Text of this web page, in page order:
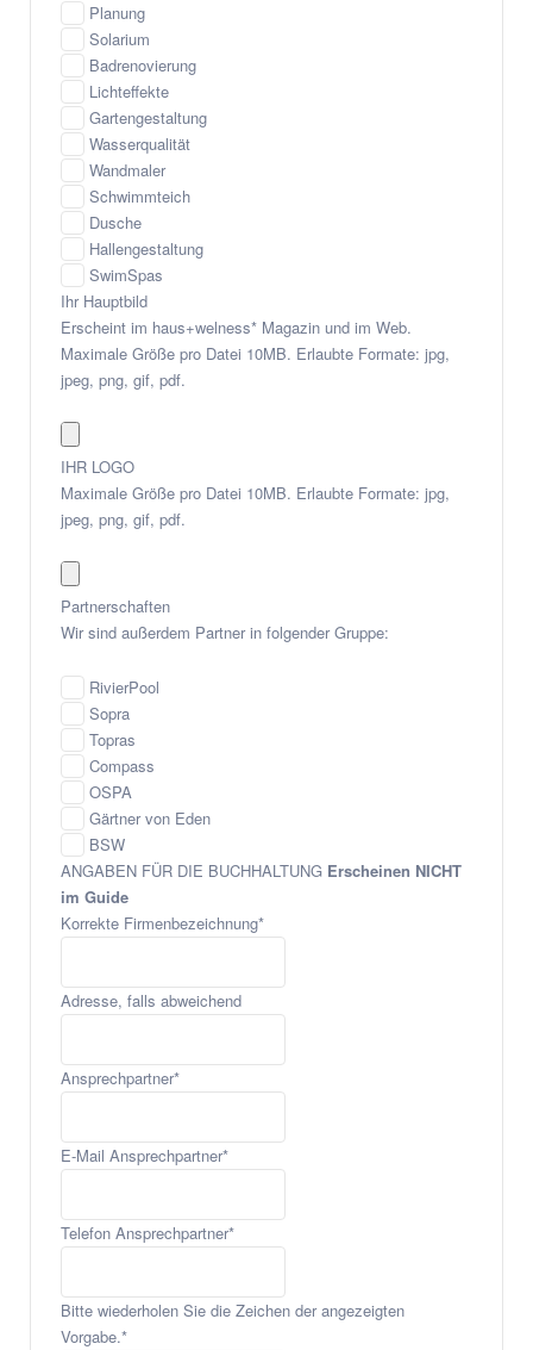
Planung
Solarium
Badrenovierung
Lichteffekte
Gartengestaltung
Wasserqualität
Wandmaler
Schwimmteich
Dusche
Hallengestaltung
SwimSpas
Ihr Hauptbild
Erscheint im haus+welness* Magazin und im Web.
Maximale Größe pro Datei 10MB. Erlaubte Formate: jpg,
jpeg, png, gif, pdf.
E
m
a
l
A
d
r
e
s
s
*
IHR LOGO
Maximale Größe pro Datei 10MB. Erlaubte Formate: jpg,
jpeg, png, gif, pdf.
Partnerschaften
Wir sind außerdem Partner in folgender Gruppe:
RivierPool
Sopra
Topras
Compass
OSPA
Gärtner von Eden
BSW
ANGABEN FÜR DIE BUCHHALTUNG Erscheinen NICHT
im Guide
Korrekte Firmenbezeichnung*
Adresse, falls abweichend
Ansprechpartner*
E-Mail Ansprechpartner*
Telefon Ansprechpartner*
Bitte wiederholen Sie die Zeichen der angezeigten
Vorgabe.*